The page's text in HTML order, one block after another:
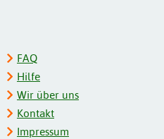
FAQ
Hilfe
Wir über uns
Kontakt
Impressum